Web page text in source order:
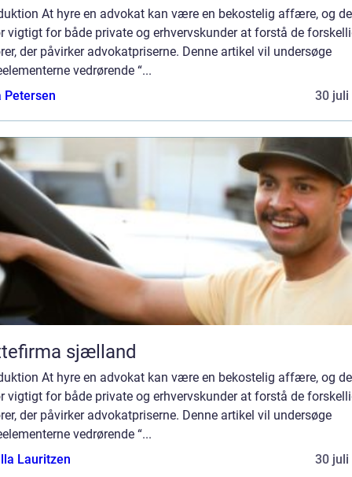
At hyre en advokat kan være en bekostelig affære, og
vigtigt for både private og erhvervskunder at forstå de
der påvirker advokatpriserne. Denne artikel vil undersøge
vedrørende “...
Petersen
30 juli
sjælland
At hyre en advokat kan være en bekostelig affære, og
vigtigt for både private og erhvervskunder at forstå de
der påvirker advokatpriserne. Denne artikel vil undersøge
vedrørende “...
Lauritzen
30 juli